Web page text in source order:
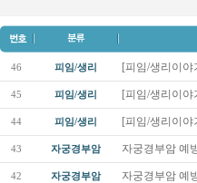
46 피임/생리 [피임/생리이
45 피임/생리 [피임/생리이
44 피임/생리 [피임/생리이
43 자궁경부암 자궁경부암 예
42 자궁경부암 자궁경부암 예